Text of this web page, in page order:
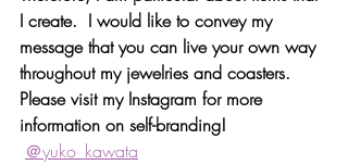
I create.  I would like to convey my
message that you can live your own way
throughout my jewelries and coasters.
Please visit my Instagram for more
information on self-branding!
＠yuko_kawata